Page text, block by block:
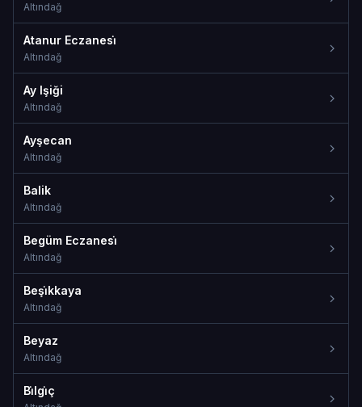
Altındağ
Atanur Eczanesi̇
Altındağ
Ay Işiği
Altındağ
Ayşecan
Altındağ
Balik
Altındağ
Begüm Eczanesi̇
Altındağ
Beşi̇kkaya
Altındağ
Beyaz
Altındağ
Bi̇lgi̇ç